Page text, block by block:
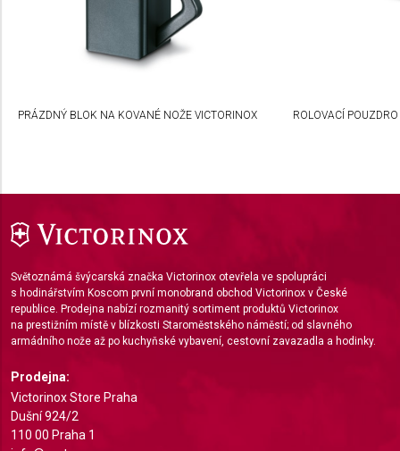
PRÁZDNÝ BLOK NA KOVANÉ NOŽE VICTORINOX ROLOVACÍ
Světoznámá švýcarská značka Victorinox otevřela ve spolupráci
s hodinářstvím Koscom první monobrand obchod Victorinox v České
republice. Prodejna nabízí rozmanitý sortiment produktů Victorinox
na prestižním místě v blízkosti Staroměstského náměstí; od slavného
armádního nože až po kuchyňské vybavení, cestovní zavazadla a hodinky.
Prodejna:
Victorinox Store Praha
Dušní 924/2
110 00 Praha 1
Use profiles to select personalised
Use profiles to select personalised content
Understand audiences through statistics or
combinations of data from different sources
Develop and improve services
Use limited data to select content
IAB Special Features:
Use precise geolocation data
Identify devices based on information actively
requested